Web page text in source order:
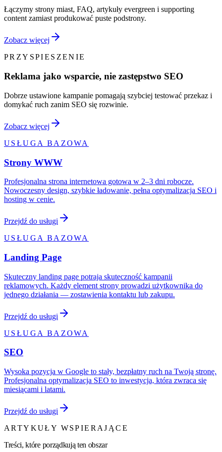
Łączymy strony miast, FAQ, artykuły evergreen i supporting
content zamiast produkować puste podstrony.
Zobacz więcej
PRZYSPIESZENIE
Reklama jako wsparcie, nie zastępstwo SEO
Dobrze ustawione kampanie pomagają szybciej testować przekaz i
domykać ruch zanim SEO się rozwinie.
Zobacz więcej
USŁUGA BAZOWA
Strony WWW
Profesjonalna strona internetowa gotowa w 2–3 dni robocze.
Nowoczesny design, szybkie ładowanie, pełna optymalizacja SEO i
hosting w cenie.
Przejdź do usługi
USŁUGA BAZOWA
Landing Page
Skuteczny landing page potraja skuteczność kampanii
reklamowych. Każdy element strony prowadzi użytkownika do
jednego działania — zostawienia kontaktu lub zakupu.
Przejdź do usługi
USŁUGA BAZOWA
SEO
Wysoka pozycja w Google to stały, bezpłatny ruch na Twoją stronę.
Profesjonalna optymalizacja SEO to inwestycja, która zwraca się
miesiącami i latami.
Przejdź do usługi
ARTYKUŁY WSPIERAJĄCE
Treści, które porządkują ten obszar